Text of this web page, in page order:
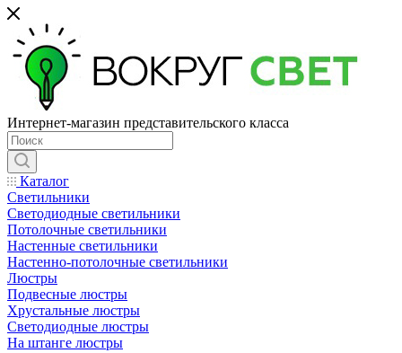
Интернет-магазин представительского класса
Каталог
Светильники
Светодиодные светильники
Потолочные светильники
Настенные светильники
Настенно-потолочные светильники
Люстры
Подвесные люстры
Хрустальные люстры
Светодиодные люстры
На штанге люстры